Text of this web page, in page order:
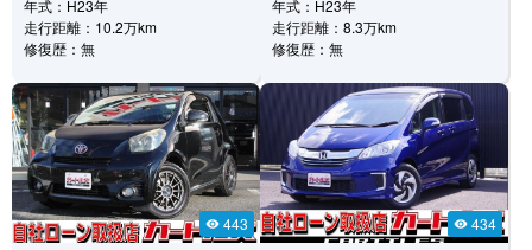
年式：H23年
走行距離：10.2万km
修復歴：無
年式：H23年
走行距離：8.3万km
修復歴：無
visibility 443 visibility 434